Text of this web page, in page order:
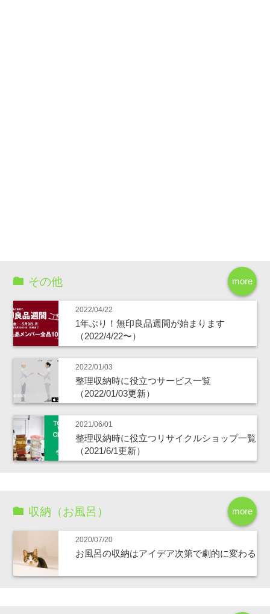
more
その他
2022/04/22
1年ぶり！無印良品週間が始まります
（2022/4/22〜）
2022/01/03
整理収納時に役立つサービス一覧
（2022/01/03更新）
2021/06/01
整理収納時に役立つリサイクルショップ一覧
（2021/6/1更新）
more
収納（お風呂）
2020/07/20
お風呂の収納はアイデア次第で劇的に変わる